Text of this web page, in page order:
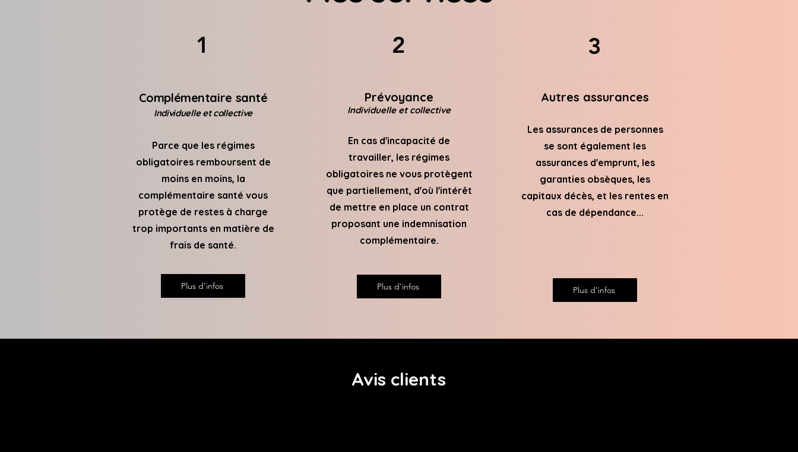
1
Complémentaire santé
Individuelle et collective
Parce que les régimes
obligatoires remboursent de
moins en moins, la
complémentaire santé vous
protège de restes à charge
trop importants en matière de
frais de santé.
Plus d'infos
2
Prévoyance
Individuelle et collective
En cas d'incapacité de
travailler, les régimes
obligatoires ne vous protègent
que partiellement, d'où l'intérêt
de mettre en place un contrat
proposant une indemnisation
complémentaire.
Plus d'infos
3
Autres assurances
Les assurances de personnes
se sont également les
assurances d'emprunt, les
garanties obsèques, les
capitaux décès, et les rentes en
cas de dépendance...
Plus d'infos
Avis clients